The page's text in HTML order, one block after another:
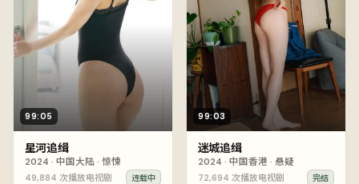
99:05
星河追缉
2024 · 中国大陆· 惊悚
49,884 次播放电视剧 连载中
99:03
迷城追缉
2024 · 中国香港 · 悬疑
72,694 次播放电视剧 完结